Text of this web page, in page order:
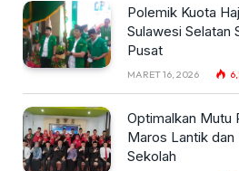
Polemik Kuota
Sulawesi Selatan
Pusat
MARET 16, 2026
Optimalkan Mutu
Maros Lantik dan
Sekolah